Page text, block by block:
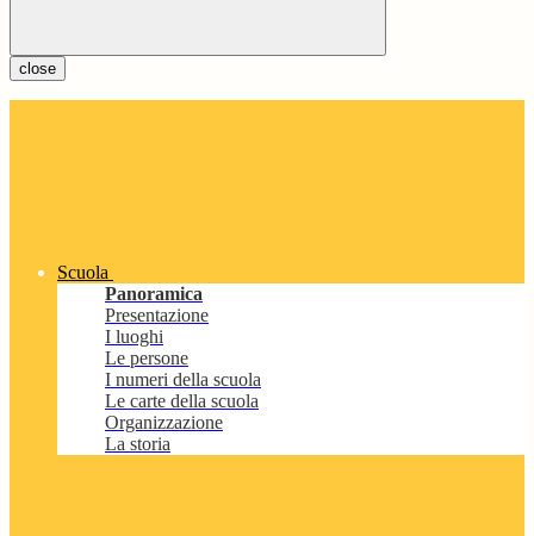
close
Scuola
Panoramica
Presentazione
I luoghi
Le persone
I numeri della scuola
Le carte della scuola
Organizzazione
La storia